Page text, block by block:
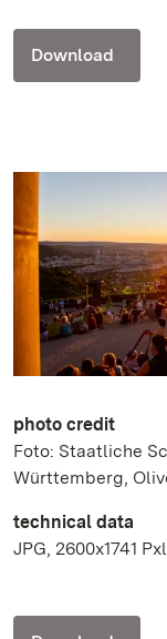
Download
photo credit
Foto: Staatliche
Württemberg,
technical data
JPG, 2600x1741